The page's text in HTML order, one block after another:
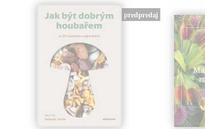
predpredaj